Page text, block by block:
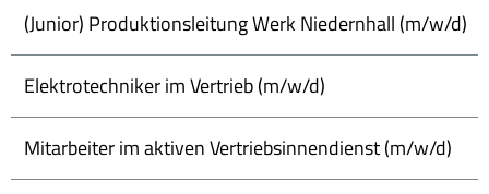
(Junior) Produktionsleitung Werk Niedernhall (m/w/d)
Elektrotechniker im Vertrieb (m/w/d)
Mitarbeiter im aktiven Vertriebsinnendienst (m/w/d)